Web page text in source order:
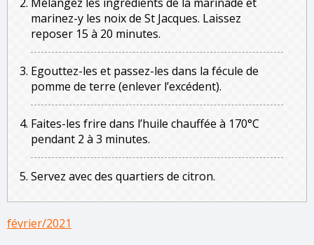
marinez-y les noix de St Jacques. Laissez
reposer 15 à 20 minutes.
Egouttez-les et passez-les dans la fécule de
pomme de terre (enlever l’excédent).
Faites-les frire dans l’huile chauffée à 170°C
pendant 2 à 3 minutes.
Servez avec des quartiers de citron.
février/2021